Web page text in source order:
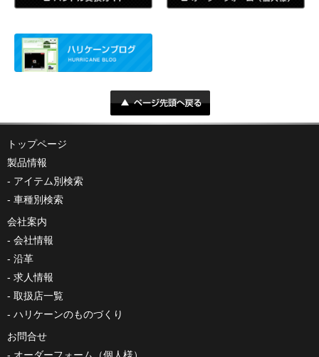
トップページ
製品情報
アイテム別検索
車種別検索
会社案内
会社情報
沿革
求人情報
取扱店一覧
ハリケーンのものづくり
お問合せ